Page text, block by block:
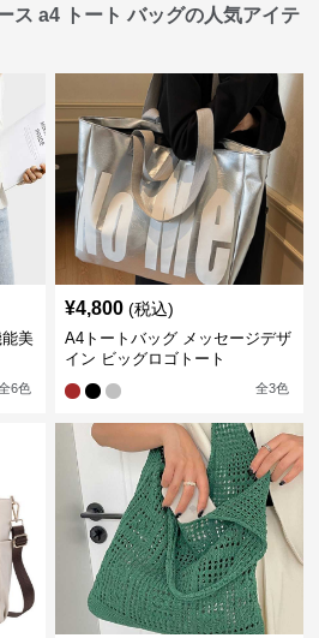
ス a4 トート バッグの人気アイテ
美
6色
¥4,800 (税込)
A4トートバッグ メッセージデザ
イン ビッグロゴトート
全3色